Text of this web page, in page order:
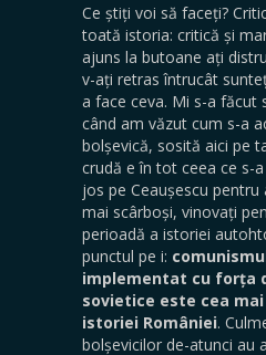
Ce știți voi să faceți?
toată istoria: critică și
ajuns la butoane ați
v-ați retras întrucât
a face ceva. Mi s-a făcut
când am văzut cum s-a
bolșevică, sosită aici pe
crudă e în tot ceea ce s-
jos pe Ceaușescu pentru
mai scârboși, vinovați
perioadă a istoriei
punctul pe i:
implementat cu forța
sovietice este cea
istoriei României.
bolșevicilor de-atunci au